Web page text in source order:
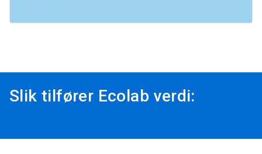
Slik tilfører Ecolab verdi: